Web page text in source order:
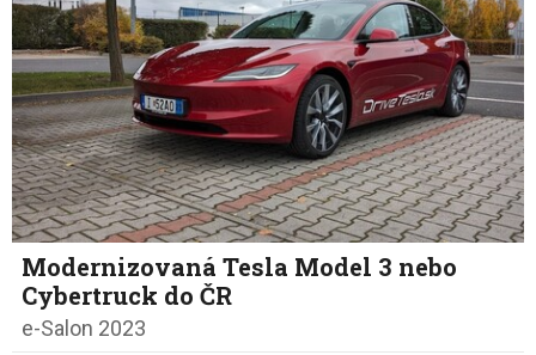
Modernizovaná Tesla Model 3 nebo
Cybertruck do ČR
e-Salon 2023